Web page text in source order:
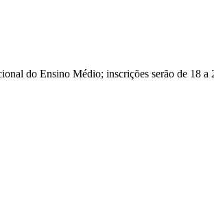
do Ensino Médio; inscrições serão de 18 a